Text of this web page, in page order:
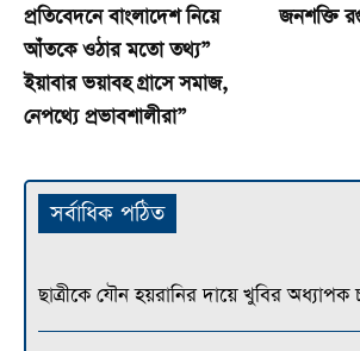
প্রতিবেদনে বাংলাদেশ নিয়ে
আঁতকে ওঠার মতো তথ্য”
ইয়াবার ভয়াবহ গ্রাসে সমাজ,
নেপথ্যে প্রভাবশালীরা”
জনশক্তি
সর্বাধিক পঠিত
ছাত্রীকে যৌন হয়রানির দায়ে খুবির অধ্যাপক